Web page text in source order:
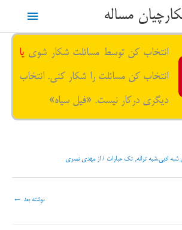
مساله
فهرست
انتخاب کن توسط مسائلت شکار شوی یا
انتخاب کن مسائلت را شکار کنی. انتخاب
دیگری درکار نیست. «فیل سیاه»
ادبی،شبه ترانه, تک عبارات / از مهدی نصری
نوشته بعد ←